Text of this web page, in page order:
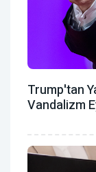
Trump'tan
Vandalizm